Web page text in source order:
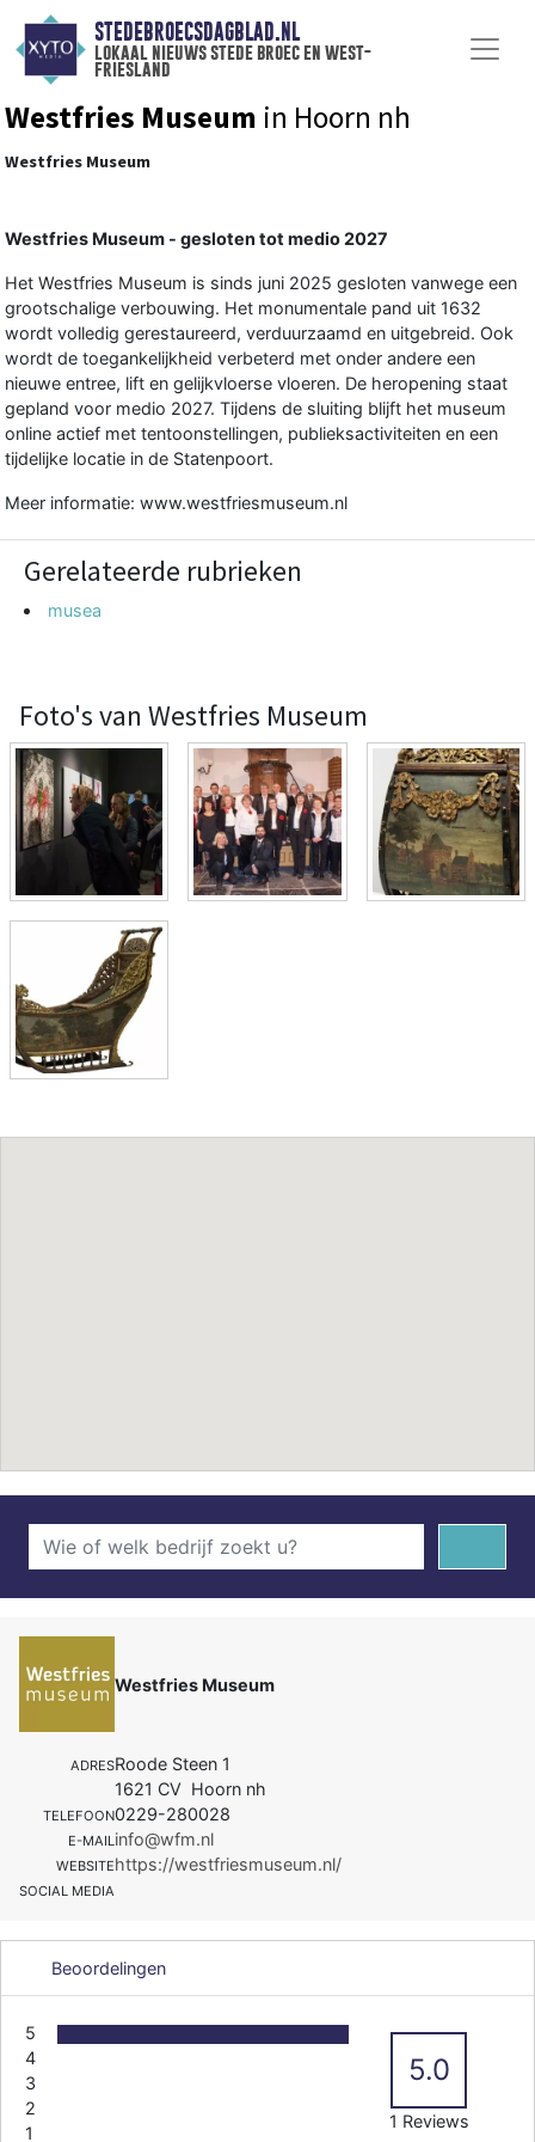
STEDEBROECSDAGBLAD.NL
lokaal nieuws stede broec en west-
friesland
Westfries Museum in Hoorn nh
Westfries Museum
Westfries Museum - gesloten tot medio 2027
Het Westfries Museum is sinds juni 2025 gesloten vanwege een
grootschalige verbouwing. Het monumentale pand uit 1632
wordt volledig gerestaureerd, verduurzaamd en uitgebreid. Ook
wordt de toegankelijkheid verbeterd met onder andere een
nieuwe entree, lift en gelijkvloerse vloeren. De heropening staat
gepland voor medio 2027. Tijdens de sluiting blijft het museum
online actief met tentoonstellingen, publieksactiviteiten en een
tijdelijke locatie in de Statenpoort.
Meer informatie: www.westfriesmuseum.nl
Gerelateerde rubrieken
musea
Foto's van Westfries Museum
Westfries Museum
ADRESRoode Steen 1
1621 CV Hoorn nh
TELEFOON0229-280028
E-MAILinfo@wfm.nl
WEBSITEhttps://westfriesmuseum.nl/
SOCIAL MEDIA
Beoordelingen
5
4
3
2
1
5.0
1 Reviews